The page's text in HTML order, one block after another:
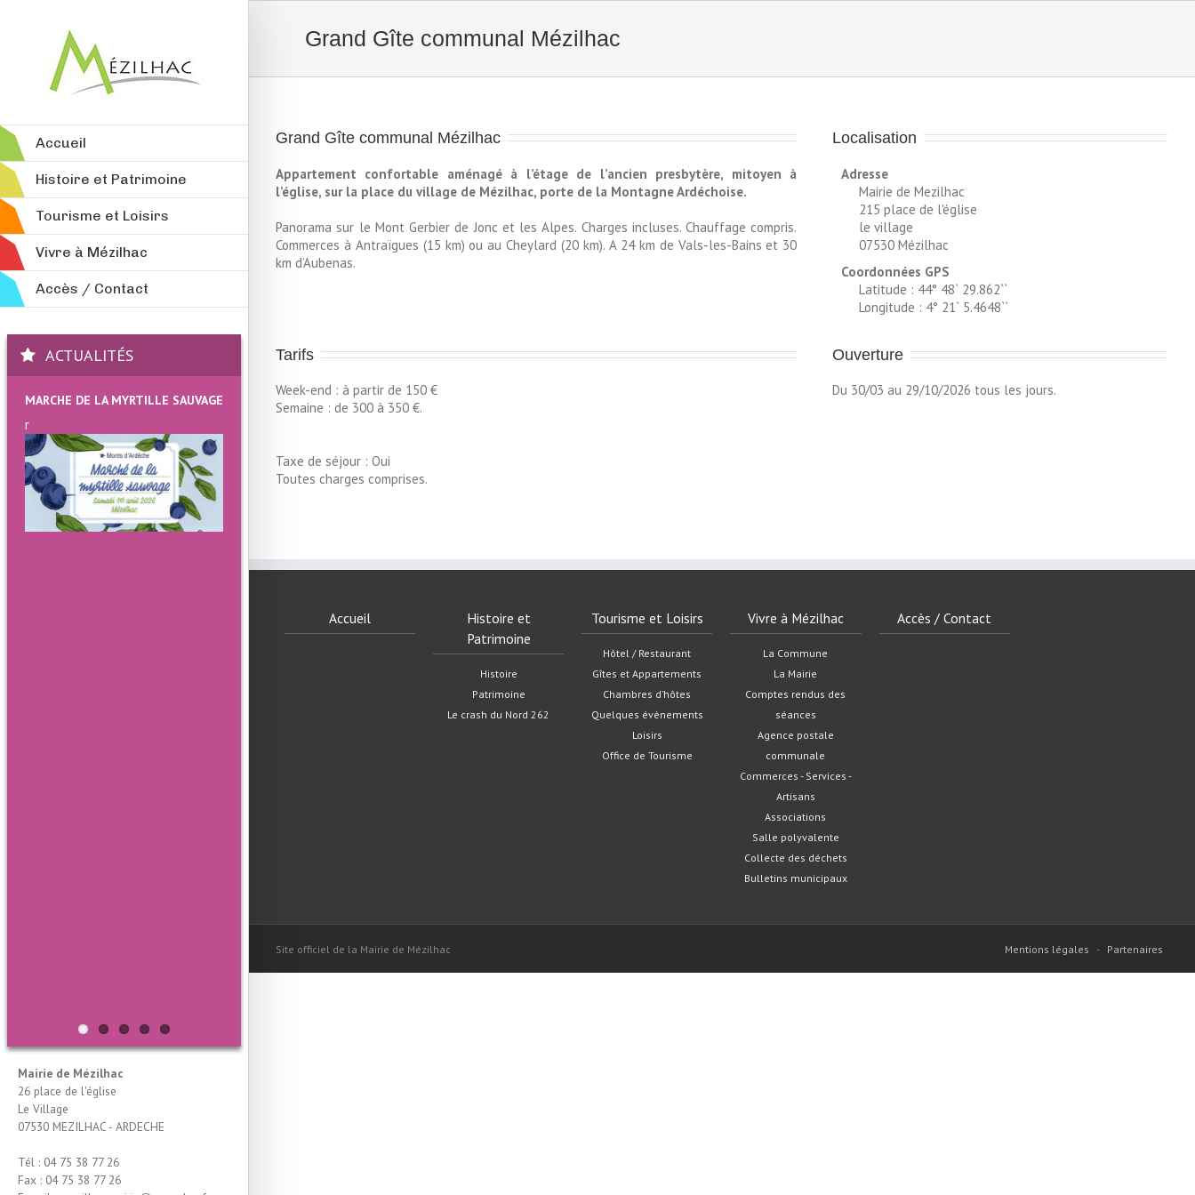
Accueil
Histoire et Patrimoine
Tourisme et Loisirs
Vivre à Mézilhac
Accès / Contact
ACTUALITÉS
MARCHE DE LA MYRTILLE SAUVAGE
r
Mairie de Mézilhac
26 place de l'église
Le Village
07530 MEZILHAC - ARDECHE
Tél : 04 75 38 77 26
Fax : 04 75 38 77 26
Grand Gîte communal Mézilhac
Grand Gîte communal Mézilhac
Appartement confortable aménagé à l’étage de l’ancien presbytère, mitoyen à
l’église, sur la place du village de Mézilhac, porte de la Montagne Ardéchoise.
Panorama sur le Mont Gerbier de Jonc et les Alpes. Charges incluses. Chauffage compris.
Commerces à Antraïgues (15 km) ou au Cheylard (20 km). A 24 km de Vals-les-Bains et 30
km d’Aubenas.
Localisation
Adresse
Mairie de Mezilhac
215 place de l'église
le village
07530 Mézilhac
Coordonnées GPS
Latitude : 44° 48` 29.862``
Longitude : 4° 21` 5.4648``
Tarifs
Week-end : à partir de 150 €
Semaine : de 300 à 350 €.
Taxe de séjour : Oui
Toutes charges comprises.
Ouverture
Du 30/03 au 29/10/2026 tous les jours.
Accueil
Histoire et
Patrimoine
Histoire
Patrimoine
Le crash du Nord 262
Tourisme et Loisirs
Hôtel / Restaurant
Gîtes et Appartements
Chambres d’hôtes
Quelques évènements
Loisirs
Office de Tourisme
Vivre à Mézilhac
La Commune
La Mairie
Comptes rendus des
séances
Agence postale
communale
Commerces - Services -
Artisans
Associations
Salle polyvalente
Collecte des déchets
Bulletins municipaux
Accès / Contact
Site officiel de la Mairie de Mézilhac Mentions légales - Partenaires